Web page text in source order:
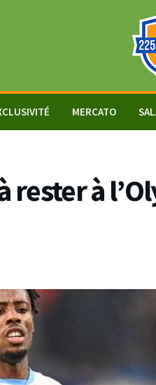
MERCATO
rester à